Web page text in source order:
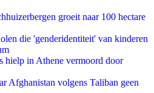
groeit naar 100 hectare
die 'genderidentiteit' van kinderen
hielp in Athene vermoord door
Afghanistan volgens Taliban geen